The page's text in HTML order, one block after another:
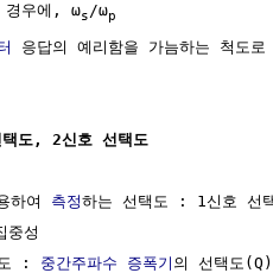
경우에, ωs/ωp
응답의 예리함을 가늠하는 척도
도, 2신호 선택도
하여 측정하는 선택도 : 1신호 선
중성
: 중간주파수 증폭기 의 선택도